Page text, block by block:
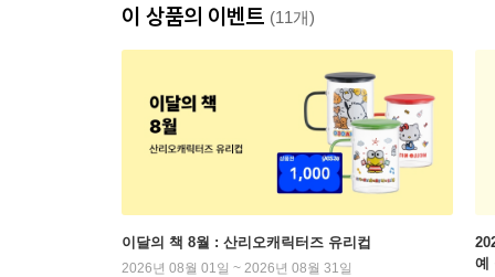
이 상품의 이벤트 (11개)
이달의 책 8월 : 산리오캐릭터즈 유리컵
2026년 08월 01일 ~ 2026년 08월 31일
예